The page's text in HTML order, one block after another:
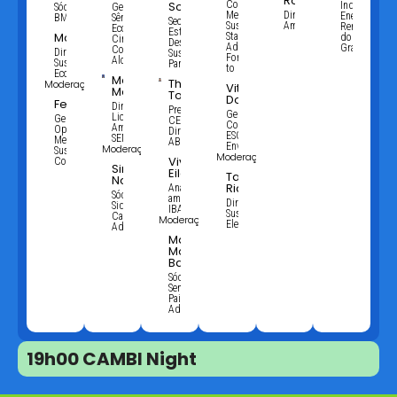
Sócio,
BMA
Monica Jaén
Diretora de
Sustentabilidade,
Ecorodovias
Moderação:
Felipe Mayer
Gerente
Operacional de
Meio ambiente e
Sustentabilidade,
Concremat
Gerente
Sênior de
Economia
Circular e
Coprodutos,
Alcoa
Marcelo
Moreno
Diretor de
Licenciamento
Ambiental,
SEMAS PA
Moderação:
Simone
Nogueira
Sócia,
Siqueira
Castro
Advogados
Souza
Secretário de
Estado do
Desenvolvimento
Sustentável do
Paraná
Thomaz
Toledo
Presidente,
CETESB e
Diretor,
ABEMA
Vivianne
Eilers
Analista
ambiental,
IBAMA
Moderação:
Marina
Montes
Bastos
Sócia,
Senise
Paiva
Advogados
Council
Member,
Sustainability
Standards
Advisory
Forum (SSAF)
to ISSB
Vitor
Domingues
Gerente de
Consultoria
ESG,
EnvironPact
Moderação:
Tatiana
Ricota
Diretora de
Sustentabilidade,
Elera Renováveis
Diretor, MRS
Ambiental
Indústria de
Energias
Renováveis
do Rio
Grande do
19h00 CAMBI Night